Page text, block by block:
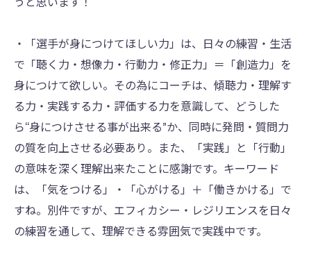
・「選手が身につけてほしい力」は、日々の練習・生活
で「聴く力・想像力・行動力・修正力」＝「創造力」を
身につけて欲しい。その為にコーチは、傾聴力・理解す
る力・実践する力・評価する力を意識して、どうした
ら“身につけさせる事が出来る”か、同時に発問・質問力
の質を向上させる必要あり。また、「実践」と「行動」
の意味を深く理解出来たことに感謝です。キーワード
は、「気をつける」・「心がける」＋「働きかける」で
すね。別件ですが、エフィカシー・レジリエンスを日々
の練習を通して、理解できる雰囲気で実践中です。